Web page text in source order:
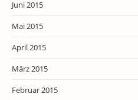
Juni 2015
Mai 2015
April 2015
März 2015
Februar 2015